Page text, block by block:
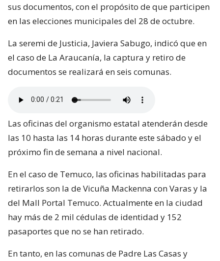
sus documentos, con el propósito de que participen
en las elecciones municipales del 28 de octubre.
La seremi de Justicia, Javiera Sabugo, indicó que en
el caso de La Araucanía, la captura y retiro de
documentos se realizará en seis comunas.
Las oficinas del organismo estatal atenderán desde
las 10 hasta las 14 horas durante este sábado y el
próximo fin de semana a nivel nacional.
En el caso de Temuco, las oficinas habilitadas para
retirarlos son la de Vicuña Mackenna con Varas y la
del Mall Portal Temuco. Actualmente en la ciudad
hay más de 2 mil cédulas de identidad y 152
pasaportes que no se han retirado.
En tanto, en las comunas de Padre Las Casas y